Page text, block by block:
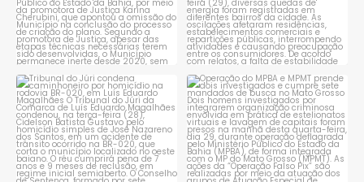
Tribunal do Júri condena
caminhoneiro por...
1 0
Operação do MPBA e MPMT
prende dois investigados e...
1 0